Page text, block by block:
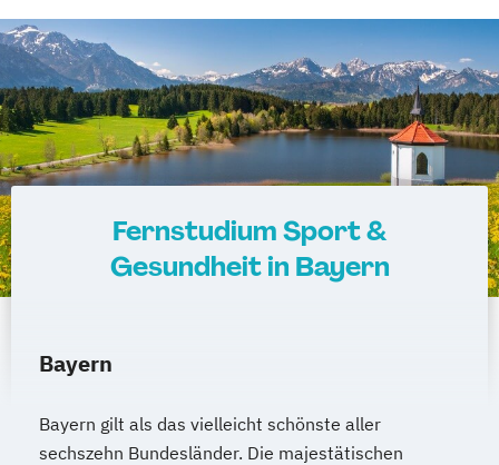
Fernstudium Sport &
Gesundheit in Bayern
Bayern
Bayern gilt als das vielleicht schönste aller
sechszehn Bundesländer. Die majestätischen